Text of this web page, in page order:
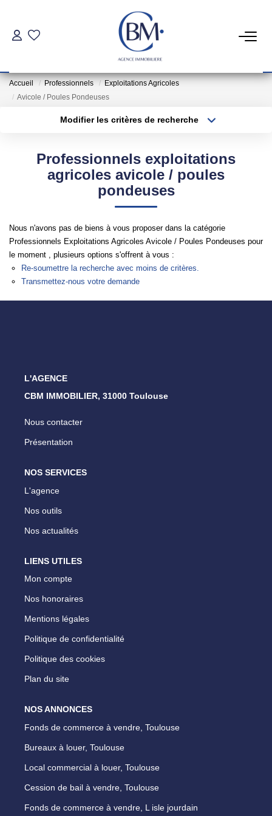
PARTICULIERS
COMMERCES ET BUREAUX
Commerces Et Entreprises
INVESTISSEURS
ESTIMATION
Accueil Professionnels
Exploitations Agricoles
Avicole / Poules Pondeuses
Modifier les critères de recherche
Sélectionnez...
Type de bien
Surface min
Créer une alerte
Professionnels exploitations
agricoles avicole / poules
pondeuses
Nous n'avons pas de biens à vous proposer dans la catégorie
Professionnels Exploitations Agricoles Avicole / Poules Pondeuses pour
le moment , plusieurs options s'offrent à vous :
Re-soumettre la recherche avec moins de critères.
Transmettez-nous votre demande
L'AGENCE
CBM IMMOBILIER, 31000 Toulouse
Nous contacter
Présentation
NOS SERVICES
L'agence
Nos outils
Nos actualités
LIENS UTILES
Mon compte
Nos honoraires
Mentions légales
Politique de confidentialité
Politique des cookies
Plan du site
NOS ANNONCES
Fonds de commerce à vendre, Toulouse
Bureaux à louer, Toulouse
Local commercial à louer, Toulouse
Cession de bail à vendre, Toulouse
Fonds de commerce à vendre, L isle jourdain